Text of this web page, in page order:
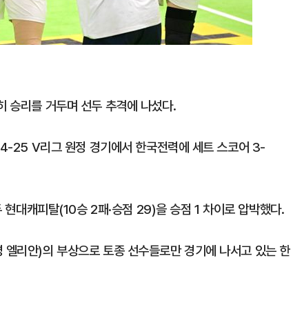
승리를 거두며 선두 추격에 나섰다.
25 V리그 원정 경기에서 한국전력에 세트 스코어 3-
대캐피탈(10승 2패·승점 29)을 승점 1 차이로 압박했다.
리안)의 부상으로 토종 선수들로만 경기에 나서고 있는 한